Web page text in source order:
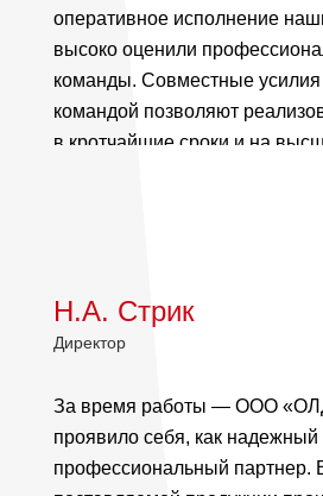
оперативное исполнение
высоко оценили
команды. Совместные
командой позволяют
в кротчайшие сроки и на
Н.А. Стрик
Директор
За время работы — ООО
проявило себя, как надежный
профессиональный партнер.